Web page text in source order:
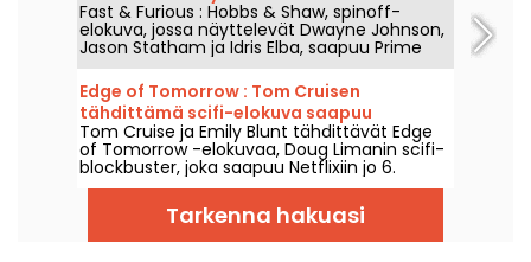
Furious -elokuvan kanssa
Fast & Furious : Hobbs & Shaw, spinoff-
elokuva, jossa näyttelevät Dwayne Johnson,
Jason Statham ja Idris Elba, saapuu Prime
Videoon 1. elokuuta 2026.
Edge of Tomorrow : Tom Cruisen
tähdittämä scifi-elokuva saapuu
Netflixiin
Tom Cruise ja Emily Blunt tähdittävät Edge
of Tomorrow -elokuvaa, Doug Limanin scifi-
blockbuster, joka saapuu Netflixiin jo 6.
elokuuta 2026.
Tarkenna hakuasi